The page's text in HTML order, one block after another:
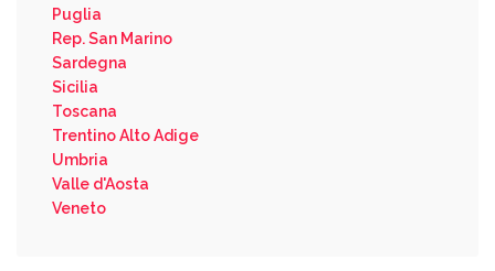
Puglia
Rep. San Marino
Sardegna
Sicilia
Toscana
Trentino Alto Adige
Umbria
Valle d'Aosta
Veneto